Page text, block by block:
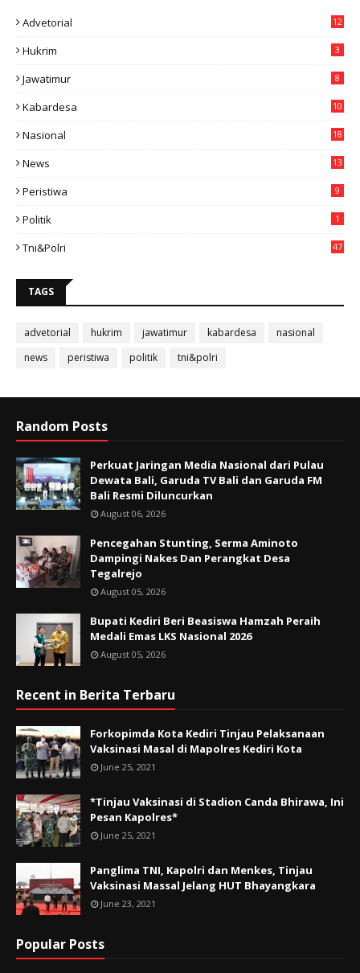
Advetorial 12
Hukrim 3
Jawatimur 8
Kabardesa
10
Nasional
18
News
13
Peristiwa 9
Politik 1
Tni&polri 47
TAGS
advetorial hukrim jawatimur kabardesa
nasional
news
peristiwa politik tni&polri
Random Posts
Perkuat Jaringan Media Nasional dari Pulau
Dewata Bali, Garuda TV Bali dan Garuda FM
Bali Resmi Diluncurkan
August 06, 2026
Pencegahan Stunting, Serma Aminoto
Dampingi Nakes Dan Perangkat Desa
Tegalrejo
August 05, 2026
Bupati Kediri Beri Beasiswa Hamzah Peraih
Medali Emas LKS Nasional 2026
August 05, 2026
Recent in Berita Terbaru
Forkopimda Kota Kediri Tinjau Pelaksanaan
Vaksinasi Masal di Mapolres Kediri Kota
June 25, 2021
*Tinjau Vaksinasi di Stadion Canda Bhirawa, Ini
Pesan Kapolres*
June 25, 2021
Panglima TNI, Kapolri dan Menkes, Tinjau
Vaksinasi Massal Jelang HUT Bhayangkara
June 23, 2021
Popular Posts